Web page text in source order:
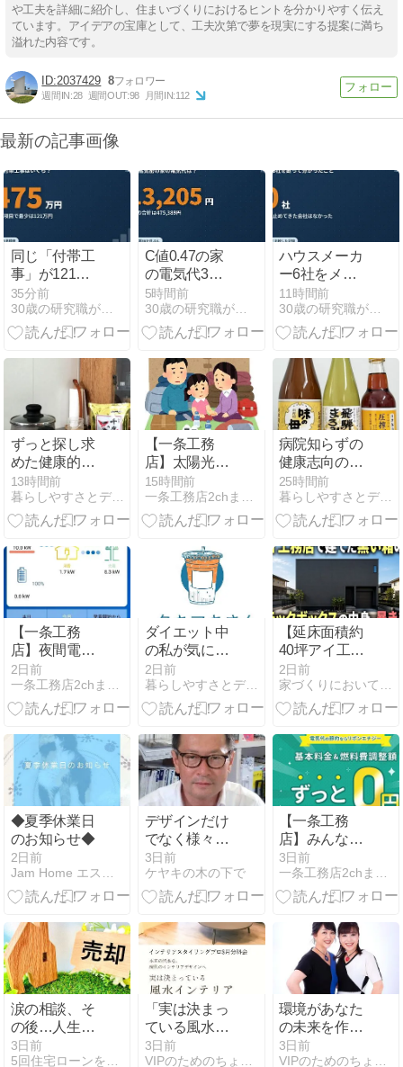
や工夫を詳細に紹介し、住まいづくりにおけるヒントを分かりやすく伝え
ています。アイデアの宝庫として、工夫次第で夢を現実にする提案に満ち
溢れた内容です。
2037429 8
週間IN:28 週間OUT:98 月間IN:112
最新の記事画像
同じ「付帯工
事」が121万
円と475万円
｜3社を横に
並べた結果
35分前
30歳の研究職がアイ工務店で建てる延床50坪の家
C値0.47の家
の電気代3年
ぶん｜月平均
13,205円だっ
た
5時間前
30歳の研究職がアイ工務店で建てる延床50坪の家
ハウスメーカ
ー6社をメー
ルで断った話
【引き止めは
0社】
11時間前
30歳の研究職がアイ工務店で建てる延床50坪の家
ずっと探し求
めた健康的な
最強の調味
料！
13時間前
暮らしやすさとデザイン性を大切にしたマイホーム計画
【一条工務
店】太陽光発
電あれば避難
所への避難を
避けられる？
15時間前
病院知らずの
健康志向の私
が毎日使うス
タメン無添加
調味料！
25時間前
暮らしやすさとデザイン性を大切にしたマイホーム計画
【一条工務
店】夜間電気
料金安いとこ
と契約して夜
は電気買った
たりするんだ
ろうか
2日前
一条工務店2chまとめ
ダイエット中
の私が気にな
るタキマキさ
ん愛用の飲み
物！
2日前
暮らしやすさとデザイン性を大切にしたマイホーム計画
【延床面積約
40坪アイ工務
店】ビルトイ
ンガレージ付
きオシャレな
2日前
家づくりにおいて大事なコト
◆夏季休業日
のお知らせ◆
2日前
Jam Home エステート スタッフブログ
デザインだけ
でなく様々な
魅力を持って
いるカーペッ
トの床
3日前
ケヤキの木の下で
【一条工務
店】みんなは
Ｎ式ってやつ
やってんの？
NF両方やって
3日前
一条工務店2chまとめ
涙の相談、そ
の後…人生の
再出発
3日前
5回住宅ローンを借りたFPの10年後も後悔しない住宅購入術
「実は決まっ
ている風水イ
ンテリア」セ
ミナー開催
3日前
VIPのためのちょこっと風水 インテリアで今日から開運！！
環境があなた
の未来を作り
ます！！
3日前
VIPのためのちょこっと風水 インテリアで今日から開運！！